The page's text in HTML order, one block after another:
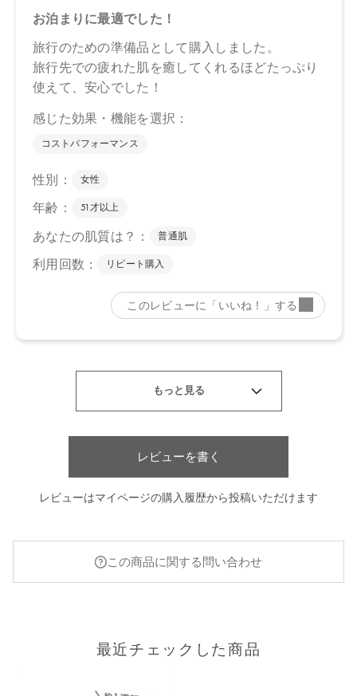
オクチルドデシル、オリーブ油脂肪酸セテアリル、オリーブ油脂
肪酸ソルビタン、トコフェロール、フィチン酸、酸化銀、クエン
＊オーガニック原料
日本
【メーカー品番】
4570106730157
【店舗発売日】
CosmeKitchen 2024/5/15
Biople 2024/5/15
Make↗Kitchen 2024/5/15
お問い合わせください。
※発売日は予告なく変更する可能性がございます。予めご了承く
商品によっては、お届けまで１～２週間かかる場合がございます
ございます。
●パッケージのリニューアル等の理由により、成分・処方が記載と
レビューを書く
レビューはマイページの購入履歴から投稿いただけます
この商品に関する問い合わせ
最近チェックした商品